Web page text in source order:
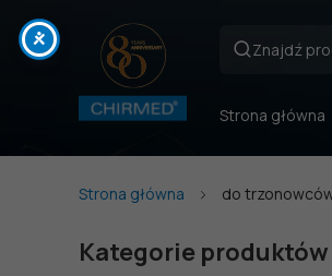
Strona główna
Strona główna do
Kategorie produktów